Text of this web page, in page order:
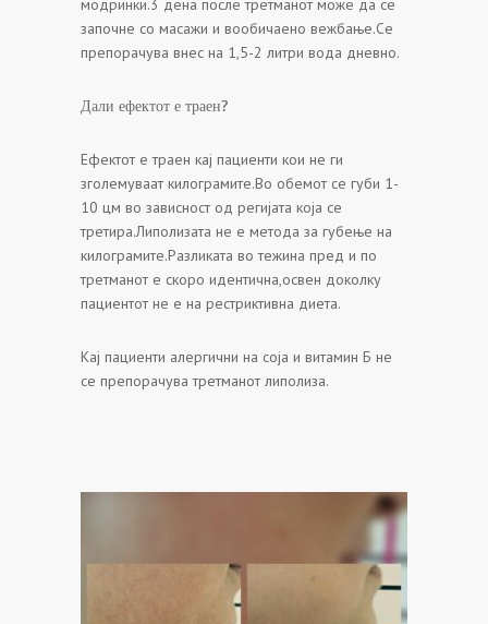
модринки.3 дена после третманот може да се
започне со масажи и вообичаено вежбање.Се
препорачува внес на 1,5-2 литри вода дневно.
Дали ефектот е траен?
Ефектот е траен кај пациенти кои не ги
зголемуваат килограмите.Во обемот се губи 1-
10 цм во зависност од регијата која се
третира.Липолизата не е метода за губење на
килограмите.Разликата во тежина пред и по
третманот е скоро идентична,освен доколку
пациентот не е на рестриктивна диета.
Кај пациенти алергични на соја и витамин Б не
се препорачува третманот липолиза.